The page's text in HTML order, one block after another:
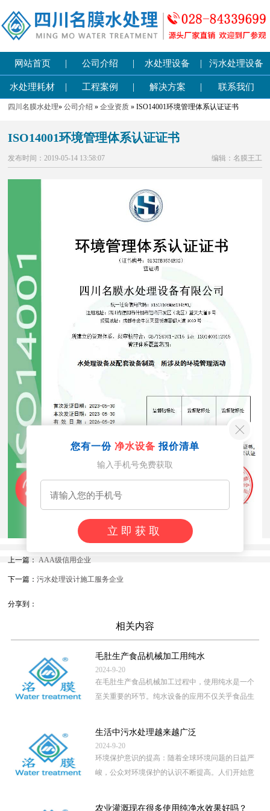
网站首页 | 公司介绍 | 水处理设备 | 污水处理设备
水处理耗材 | 工程案例 | 解决方案 | 联系我们
四川名膜水处理»公司介绍 »企业资质 » ISO14001环境管理体系认证证书
ISO14001环境管理体系认证证书
发布时间：2019-05-14 13:58:07 编辑：名膜王工
上一篇： AAA级信用企业
下一篇：污水处理设计施工服务企业
分享到：
相关内容
毛肚生产食品机械加工用纯水
2024-9-20
在毛肚生产食品机械加工过程中，使用纯水是一个
至关重要的环节。纯水设备的应用不仅关乎食品生
生活中污水处理越来越广泛
2024-9-20
环境保护意识的提高：随着全球环境问题的日益严
峻，公众对环境保护的认识不断提高。人们开始意
农业灌溉现在很多使用纯净水效果好吗？
您有一份 净水设备 报价清单
输入手机号免费获取
立即获取